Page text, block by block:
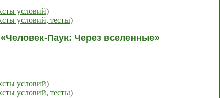
условий)
условий, тесты)
Паук: Через вселенные»
условий)
условий, тесты)